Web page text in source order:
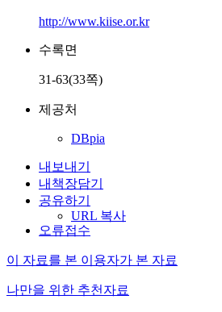
http://www.kiise.or.kr
수록면
31-63(33쪽)
제공처
DBpia
내보내기
내책장담기
공유하기
URL 복사
오류접수
이 자료를 본 이용자가 본 자료
나만을 위한 추천자료